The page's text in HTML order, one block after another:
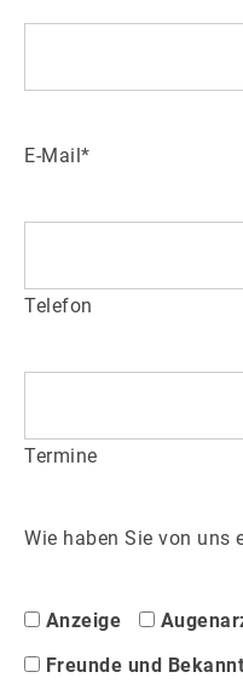
E-Mail*
Telefon
Termine
Wie haben Sie von uns
Anzeige
Freunde und